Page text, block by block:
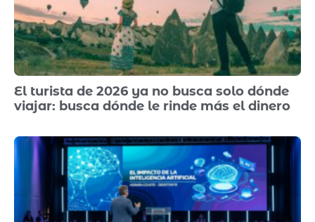
El turista de 2026 ya no busca solo dónde
viajar: busca dónde le rinde más el dinero